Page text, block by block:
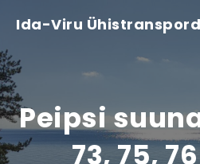
Ida-Viru
Peipsi
73, 75,